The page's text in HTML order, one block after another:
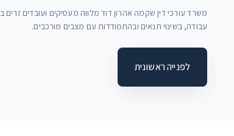
משרד עורכי דין שקמה אהרון דוד מלווה מעסיקים ועובדים
עבודה, בשינוי תנאים ובהתמודדות עם מצבים מורכבים.
לפנייה ראשונית